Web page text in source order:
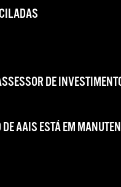
DE
AAIS ESTÁ EM